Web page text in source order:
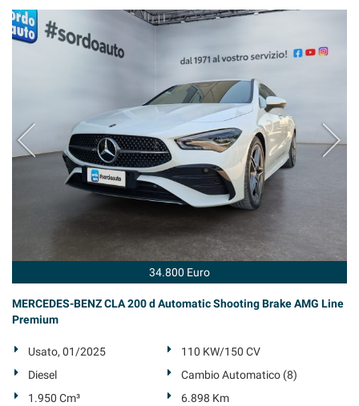
34.800 Euro
MERCEDES-BENZ CLA 200 d Automatic Shooting Brake AMG Line
Premium
Usato, 01/2025
110 KW/150 CV
Diesel
Cambio Automatico (8)
1.950 Cm³
6.898 Km
cookie
policy